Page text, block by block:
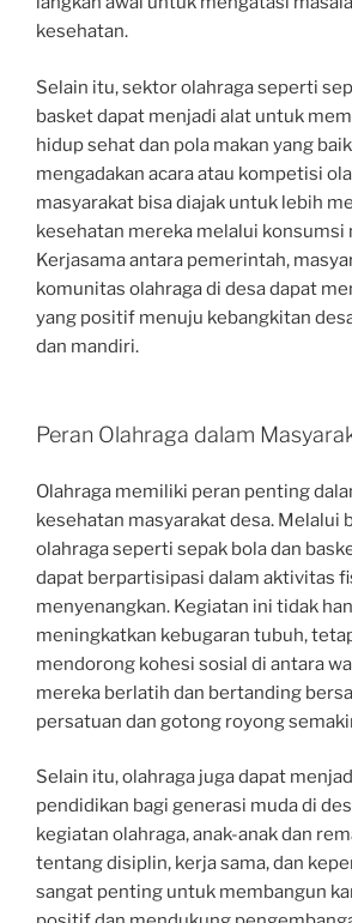
kesehatan.
Selain itu, sektor olahraga seperti
basket dapat menjadi alat untuk
hidup sehat dan pola makan yang
mengadakan acara atau kompetisi
masyarakat bisa diajak untuk lebih
kesehatan mereka melalui konsumsi
Kerjasama antara pemerintah,
komunitas olahraga di desa dapat
yang positif menuju kebangkitan
dan mandiri.
Peran Olahraga dalam
Olahraga memiliki peran penting
kesehatan masyarakat desa. Melalui
olahraga seperti sepak bola dan
dapat berpartisipasi dalam aktivitas
menyenangkan. Kegiatan ini tidak
meningkatkan kebugaran tubuh,
mendorong kohesi sosial di antara
mereka berlatih dan bertanding
persatuan dan gotong royong
Selain itu, olahraga juga dapat
pendidikan bagi generasi muda di
kegiatan olahraga, anak-anak dan
tentang disiplin, kerja sama, dan
sangat penting untuk membangun